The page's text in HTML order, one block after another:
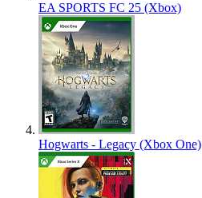
EA SPORTS FC 25 (Xbox)
Hogwarts - Legacy (Xbox One)